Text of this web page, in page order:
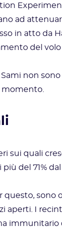
ad
in atto da
del
non
momento.
sui quali
del 71% dal
questo, sono
aperti. I
immunitario